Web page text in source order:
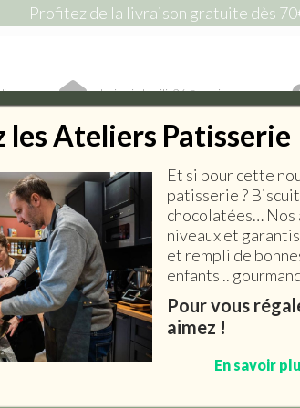
Profitez de la livraison gratuite dès
! lepiceriedemilie26@gmail.com
SALÉE EPICERIE SUCRÉE
Rillettes de porc
drômoises (aux olives
noires)
les Ateliers Patisserie
Et si pour cette
patisserie ?
chocolatées… Nos
niveaux et
et rempli de
enfants ..
Pour vous
aimez !
En savoir